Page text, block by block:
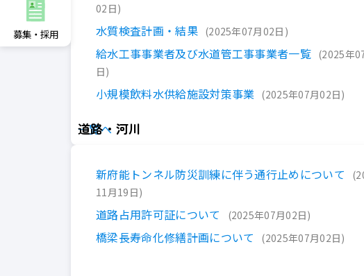
募集・採用
02日
水質検査計画・結果 2025年07月02日
給水工事事業者及び水道管工事事業者一覧
2025年
日
小規模飲料水供給施設対策事業 2025年07月02日
一覧へ
道路・河川
新府能トンネル防災訓練に伴う通行止めについて
11月19日
道路占用許可証について 2025年07月02日
橋梁長寿命化修繕計画について 2025年07月02日